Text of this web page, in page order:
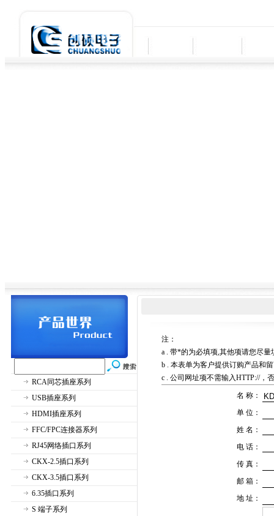
RCA同芯插座系列
USB插座系列
HDMI插座系列
FFC/FPC连接器系列
RJ45网络插口系列
CKX-2.5插口系列
CKX-3.5插口系列
6.35插口系列
S 端子系列
注：
a . 带*的为必填项,其他项请您尽
b . 本表单为客户提供订购产品和
c . 公司网址项不需输入HTTP://，
名 称：
单 位：
姓 名：
电 话：
传 真：
邮 箱：
地 址：